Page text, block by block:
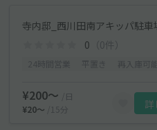
寺内邸_西川田南アキッパ駐車
0 （0件）
¥200〜
/日
¥20〜
/15分 詳